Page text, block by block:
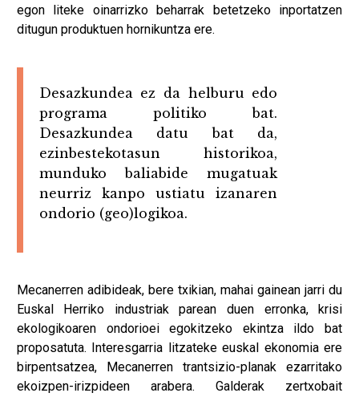
egon liteke oinarrizko beharrak betetzeko inportatzen
ditugun produktuen hornikuntza ere.
Desazkundea ez da helburu edo
programa politiko bat.
Desazkundea datu bat da,
ezinbestekotasun historikoa,
munduko baliabide mugatuak
neurriz kanpo ustiatu izanaren
ondorio (geo)logikoa.
Mecanerren adibideak, bere txikian, mahai gainean jarri du
Euskal Herriko industriak parean duen erronka, krisi
ekologikoaren ondorioei egokitzeko ekintza ildo bat
proposatuta. Interesgarria litzateke euskal ekonomia ere
birpentsatzea, Mecanerren trantsizio-planak ezarritako
ekoizpen-irizpideen arabera. Galderak zertxobait